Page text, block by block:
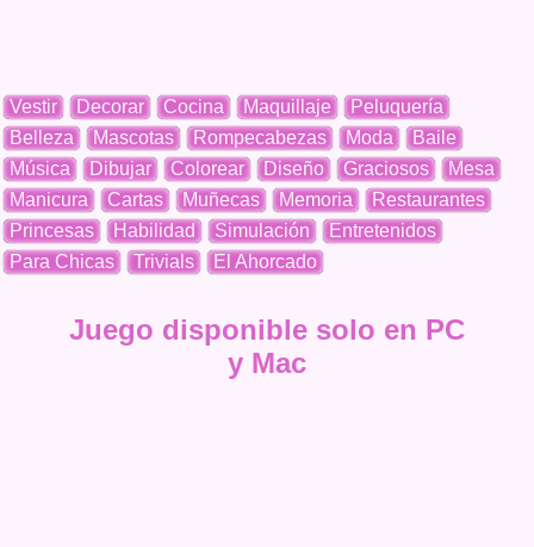
Vestir Decorar Cocina Maquillaje
Peluquería
Belleza
Mascotas Rompecabezas Moda
Baile
Música
Dibujar Colorear Diseño Graciosos
Mesa
Manicura
Cartas Muñecas Memoria
Restaurantes
Princesas
Habilidad Simulación
Entretenidos
Para Chicas
Trivials El Ahorcado
Juego disponible solo en PC
y Mac